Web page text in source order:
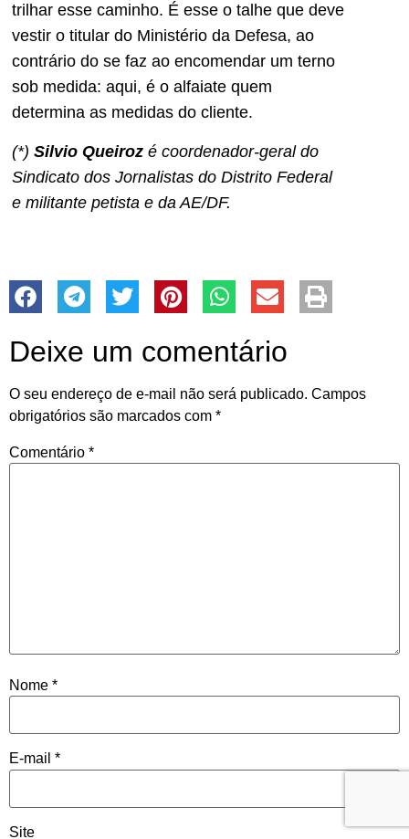
trilhar esse caminho. É esse o talhe que deve
vestir o titular do Ministério da Defesa, ao
contrário do se faz ao encomendar um terno
sob medida: aqui, é o alfaiate quem
determina as medidas do cliente.
(*) Silvio Queiroz é coordenador-geral do
Sindicato dos Jornalistas do Distrito Federal
e militante petista e da AE/DF.
Deixe um comentário
O seu endereço de e-mail não será publicado. Campos
obrigatórios são marcados com *
Comentário *
Nome *
E-mail *
Site